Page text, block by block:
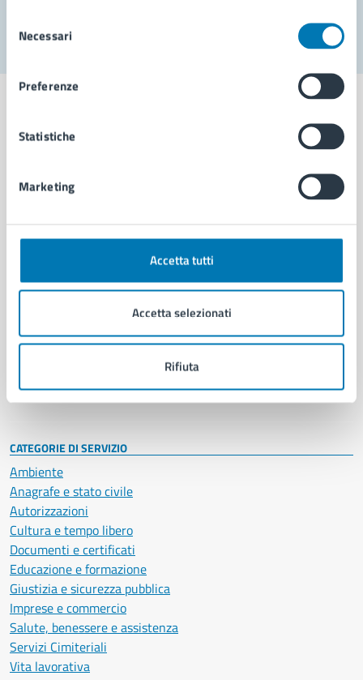
delNecessari
Preferenze
Statistiche
Marketing
Accetta tutti
Accetta selezionati
Rifiuta
Aree amministrative
Uffici
Politici
Intranet, posta aziendale e protocollo
CATEGORIE DI SERVIZIO
Ambiente
Anagrafe e stato civile
Autorizzazioni
Cultura e tempo libero
Documenti e certificati
Educazione e formazione
Giustizia e sicurezza pubblica
Imprese e commercio
Salute, benessere e assistenza
Servizi Cimiteriali
Vita lavorativa